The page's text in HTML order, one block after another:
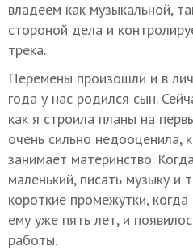
владеем как музыкальной,
стороной дела и
трека.
Перемены произошли и в
года у нас родился сын.
как я строила планы на
очень сильно недооценила,
занимает материнство.
маленький, писать музыку и
короткие промежутки,
ему уже пять лет, и
работы.